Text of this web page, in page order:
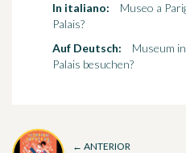
In italiano:
Museo a
Palais?
Auf Deutsch:
Museum
Palais besuchen?
← ANTERIOR